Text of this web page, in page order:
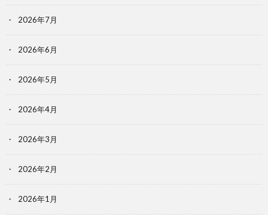
2026年7月
2026年6月
2026年5月
2026年4月
2026年3月
2026年2月
2026年1月